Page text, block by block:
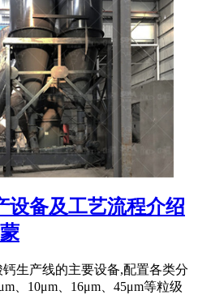
设备及工艺流程介绍
生产线的主要设备,配置各类分
、10μm、16μm、45μm等粒级